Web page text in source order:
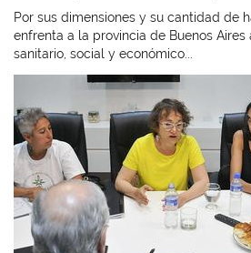
Por sus dimensiones y su cantidad de
enfrenta a la provincia de Buenos Aires
sanitario, social y económico...